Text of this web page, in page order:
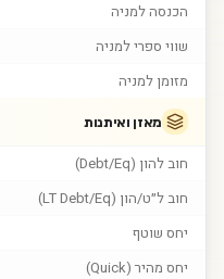
הכנסה למניה
שווי ספרי למניה
מזומן למניה
מאזן ואיתנות
חוב להון (Debt/Eq)
חוב ל״ט/הון (LT Debt/Eq)
יחס שוטף
יחס מהיר (Quick)